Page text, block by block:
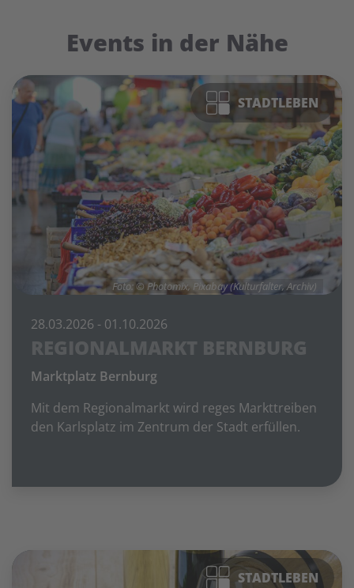
Events in der Nähe
STADTLEBEN
Foto: © Photomix, Pixabay (Kulturfalter, Archiv)
28.03.2026 - 01.10.2026
REGIONALMARKT BERNBURG
Marktplatz Bernburg
Mit dem Regionalmarkt wird reges Markttreiben
den Karlsplatz im Zentrum der Stadt erfüllen.
STADTLEBEN